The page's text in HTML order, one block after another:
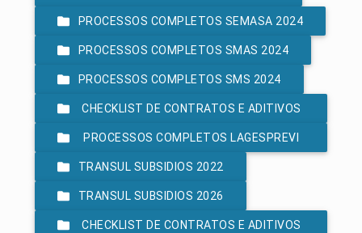
PROCESSOS COMPLETOS SEMASA 2024
PROCESSOS COMPLETOS SMAS 2024
PROCESSOS COMPLETOS SMS 2024
CHECKLIST DE CONTRATOS E ADITIVOS
- LEI 8.666/93
PROCESSOS COMPLETOS LAGESPREVI
2024
TRANSUL SUBSIDIOS 2022
TRANSUL SUBSIDIOS 2026
CHECKLIST DE CONTRATOS E ADITIVOS